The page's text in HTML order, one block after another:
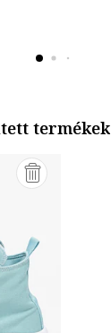
termékek